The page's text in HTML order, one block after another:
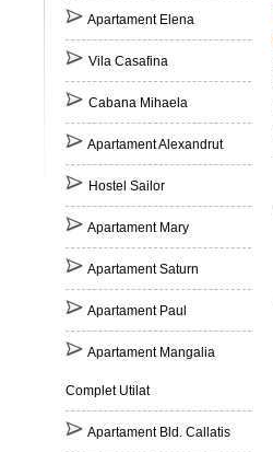
Apartament Elena
Vila Casafina
Cabana Mihaela
Apartament Alexandrut
Hostel Sailor
Apartament Mary
Apartament Saturn
Apartament Paul
Apartament Mangalia
Complet Utilat
Apartament Bld. Callatis